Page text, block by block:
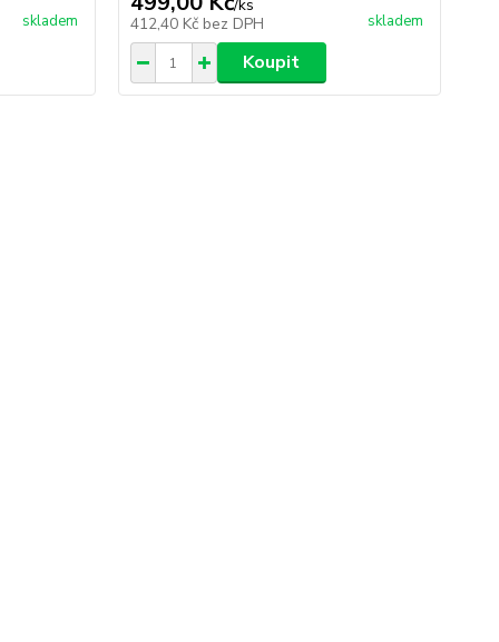
skladem
/ks
412,40 Kč bez DPH skladem
Koupit